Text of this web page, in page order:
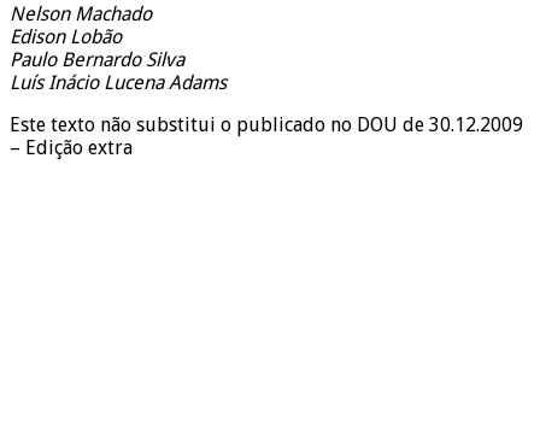
Nelson Machado
Edison Lobão
Paulo Bernardo Silva
Luís Inácio Lucena Adams
Este texto não substitui o publicado no DOU de 30.12.2009
– Edição extra